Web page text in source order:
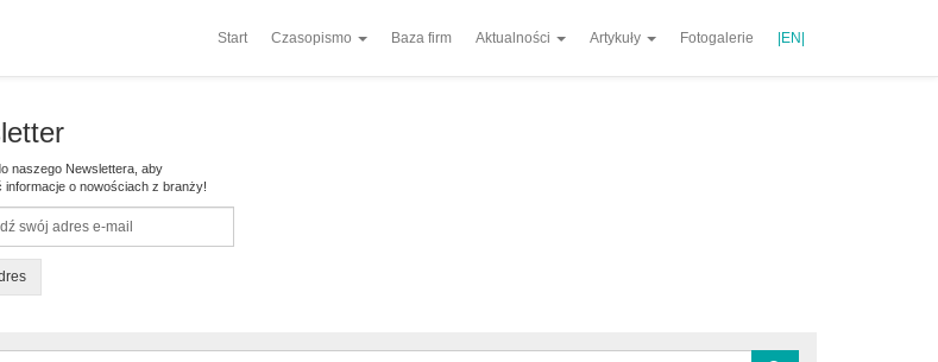
Start Czasopismo Baza firm Aktualności Artykuły Fotogalerie |EN|
naszego Newslettera, aby
informacje o nowościach z branży!